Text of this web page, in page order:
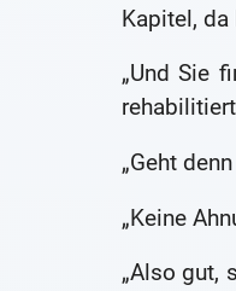
Kapitel, da
„Und Sie
„Geht
„Keine
„Also gut,